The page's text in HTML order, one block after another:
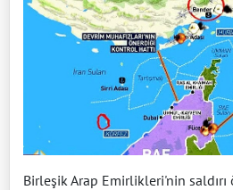
Birleşik Arap Emirlikleri'nin saldırı